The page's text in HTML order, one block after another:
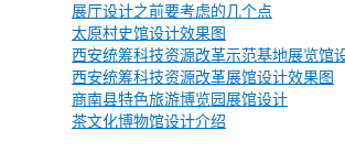
展厅设计之前要考虑的几个点
太原村史馆设计效果图
西安统筹科技资源改革示范基地展览馆
西安统筹科技资源改革展馆设计效果图
商南县特色旅游博览园展馆设计
茶文化博物馆设计介绍